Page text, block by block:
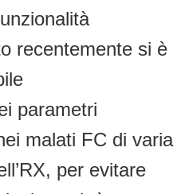
recentemente si è
parametri
malati FC di varia
per evitare